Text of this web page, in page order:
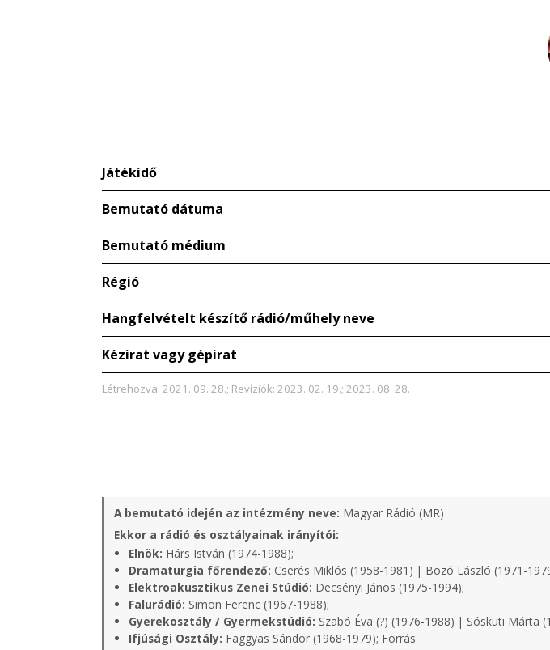
Játékidő
Bemutató dátuma
Bemutató médium
Régió
Hangfelvételt készítő rádió/műhely neve
Kézirat vagy gépirat
Létrehozva: 2021. 09. 28.; Revíziók: 2023. 02. 19.; 2023. 08. 28.
A bemutató idején az intézmény neve: Magyar Rádió (MR)
Ekkor a rádió és osztályainak irányítói:
Elnök: Hárs István (1974-1988);
Dramaturgia főrendező: Cserés Miklós (1958-1981) | Bozó László (1971-
Elektroakusztikus Zenei Stúdió: Decsényi János (1975-1994);
Falurádió: Simon Ferenc (1967-1988);
Gyerekosztály / Gyermekstúdió: Szabó Éva (?) (1976-1988) | Sóskuti Márta
Ifjúsági Osztály: Faggyas Sándor (1968-1979); Forrás